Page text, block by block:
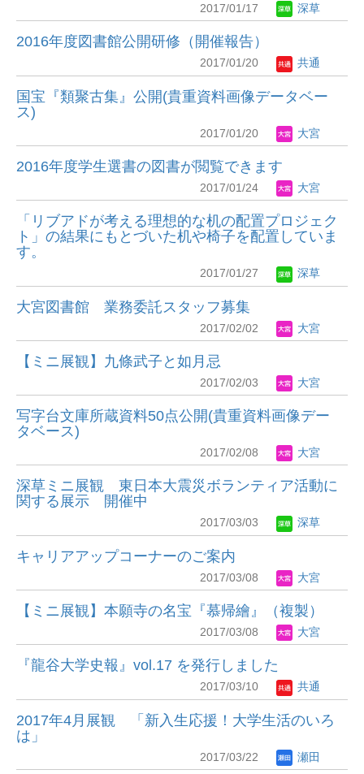
2017/01/17 深草
2016年度図書館公開研修（開催報告）
2017/01/20 共通
国宝『類聚古集』公開(貴重資料画像データベー
ス)
2017/01/20 大宮
2016年度学生選書の図書が閲覧できます
2017/01/24 大宮
「リブアドが考える理想的な机の配置プロジェク
ト」の結果にもとづいた机や椅子を配置していま
す。
2017/01/27 深草
大宮図書館 業務委託スタッフ募集
2017/02/02 大宮
【ミニ展観】九條武子と如月忌
2017/02/03 大宮
写字台文庫所蔵資料50点公開(貴重資料画像デー
タベース)
2017/02/08 大宮
深草ミニ展観 東日本大震災ボランティア活動に
関する展示 開催中
2017/03/03 深草
キャリアアップコーナーのご案内
2017/03/08 大宮
【ミニ展観】本願寺の名宝『慕帰繪』（複製）
2017/03/08 大宮
『龍谷大学史報』vol.17 を発行しました
2017/03/10 共通
2017年4月展観 「新入生応援！大学生活のいろ
は」
2017/03/22 瀬田